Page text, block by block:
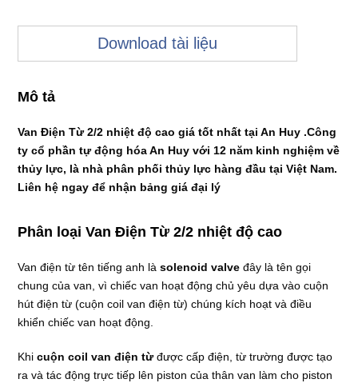
Download tài liệu
Mô tả
Van Điện Từ 2/2 nhiệt độ cao giá tốt nhất tại An Huy .Công
ty cổ phần tự động hóa An Huy với 12 năm kinh nghiệm về
thủy lực, là nhà phân phối thủy lực hàng đầu tại Việt Nam.
Liên hệ ngay để nhận bảng giá đại lý
Phân loại Van Điện Từ 2/2 nhiệt độ cao
Van điện từ tên tiếng anh làsolenoid valve đây là tên gọi
chung của van, vì chiếc van hoạt động chủ yêu dựa vào cuộn
hút điện từ (cuộn coil van điện từ) chúng kích hoạt và điều
khiển chiếc van hoạt động.
Khicuộn coil van điện từđược cấp điện, từ trường được tạo
ra và tác động trực tiếp lên piston của thân van làm cho piston